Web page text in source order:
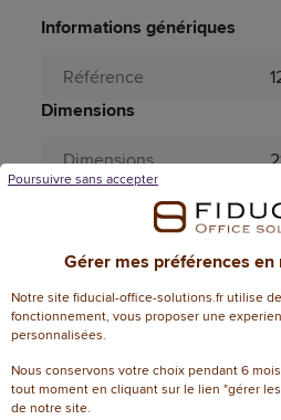
Informations génériques
Référence
Dimensions
Dimensions
Attributs spécifiques
Couleur (sauvegarde
PRO185)
Couleurs
Gérer mes préférences
Notre site fiducial-office-solutions.fr utilise
fonctionnement, vous proposer une
personnalisées.
Nous conservons votre choix pendant 6
tout moment en cliquant sur le lien "gérer
de notre site.
Poursuivre sans accepter